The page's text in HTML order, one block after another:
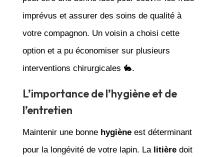
imprévus et assurer des soins de qualité à
votre compagnon. Un voisin a choisi cette
option et a pu économiser sur plusieurs
interventions chirurgicales 🐇.
L’importance de l’hygiène et de
l’entretien
Maintenir une bonne hygièneest déterminant
pour la longévité de votre lapin. La litièredoit